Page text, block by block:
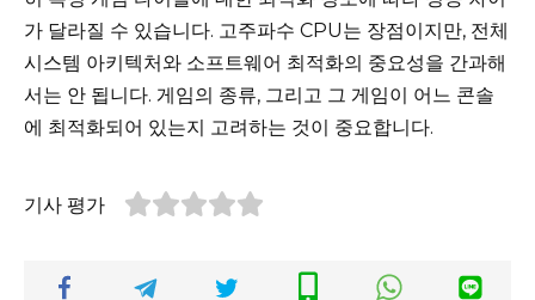
가 달라질 수 있습니다. 고주파수 CPU는 장점이지만, 전체
시스템 아키텍처와 소프트웨어 최적화의 중요성을 간과해
서는 안 됩니다. 게임의 종류, 그리고 그 게임이 어느 콘솔
에 최적화되어 있는지 고려하는 것이 중요합니다.
기사 평가